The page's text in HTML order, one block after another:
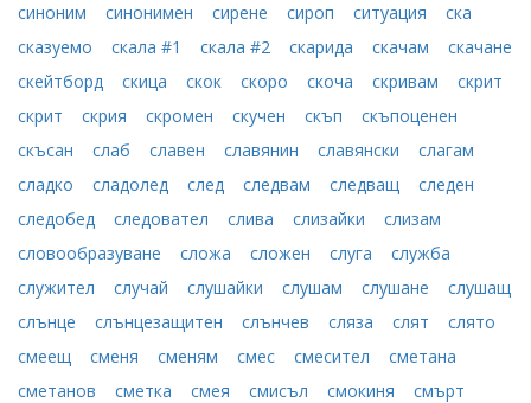
синоним
синонимен сирене сироп ситуация
ска
сказуемо
скала #1 скала #2 скарида скачам
скачане
скейтборд
скица скок скоро скоча скривам
скрит
скрит
скрия скромен скучен скъп
скъпоценен
скъсан
слаб славен славянин славянски
слагам
сладко
сладолед след следвам следващ
следен
следобед
следовател слива слизайки
слизам
словообразуване
сложа сложен слуга
служба
служител
случай слушайки слушам слушане
слушащ
слънце
слънцезащитен слънчев сляза слят
слято
смеещ
сменя сменям смес смесител
сметана
сметанов
сметка смея смисъл смокиня
смърт